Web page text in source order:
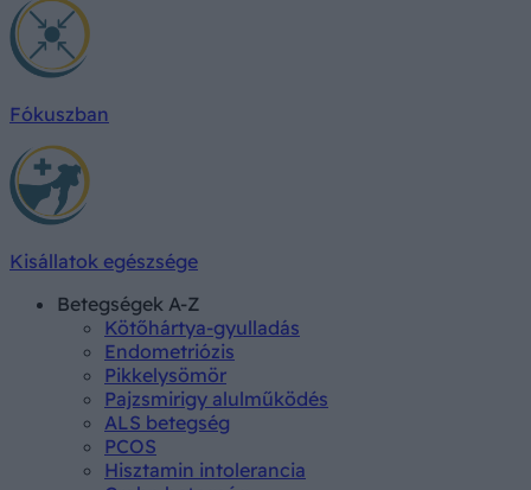
Fókuszban
Kisállatok egészsége
Betegségek A-Z
Kötőhártya-gyulladás
Endometriózis
Pikkelysömör
Pajzsmirigy alulműködés
ALS betegség
PCOS
Hisztamin intolerancia